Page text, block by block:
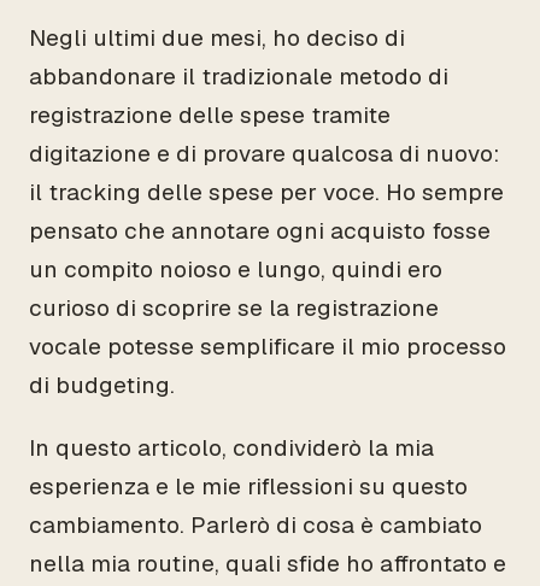
Negli ultimi due mesi, ho deciso di
abbandonare il tradizionale metodo di
registrazione delle spese tramite
digitazione e di provare qualcosa di nuovo:
il tracking delle spese per voce. Ho sempre
pensato che annotare ogni acquisto fosse
un compito noioso e lungo, quindi ero
curioso di scoprire se la registrazione
vocale potesse semplificare il mio processo
di budgeting.
In questo articolo, condividerò la mia
esperienza e le mie riflessioni su questo
cambiamento. Parlerò di cosa è cambiato
nella mia routine, quali sfide ho affrontato e